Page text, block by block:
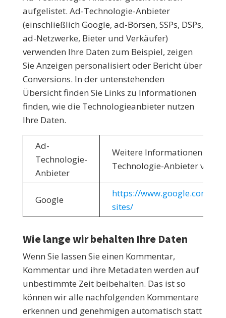
aufgelistet. Ad-Technologie-Anbieter
(einschließlich Google, ad-Börsen, SSPs, DSPs,
ad-Netzwerke, Bieter und Verkäufer)
verwenden Ihre Daten zum Beispiel, zeigen
Sie Anzeigen personalisiert oder Bericht über
Conversions. In der untenstehenden
Übersicht finden Sie Links zu Informationen
finden, wie die Technologieanbieter nutzen
Ihre Daten.
Ad-
Technologie-
Anbieter
Weitere Informationen
Technologie-Anbieter
Google
https://www.google.com/
sites/
Wie lange wir behalten Ihre Daten
Wenn Sie lassen Sie einen Kommentar,
Kommentar und ihre Metadaten werden auf
unbestimmte Zeit beibehalten. Das ist so
können wir alle nachfolgenden Kommentare
erkennen und genehmigen automatisch statt